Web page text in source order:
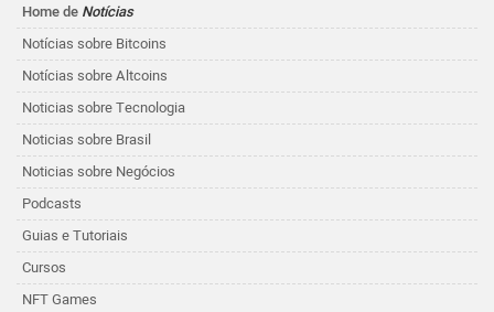
Home de Notícias
Notícias sobre Bitcoins
Notícias sobre Altcoins
Noticias sobre Tecnologia
Noticias sobre Brasil
Noticias sobre Negócios
Podcasts
Guias e Tutoriais
Cursos
NFT Games